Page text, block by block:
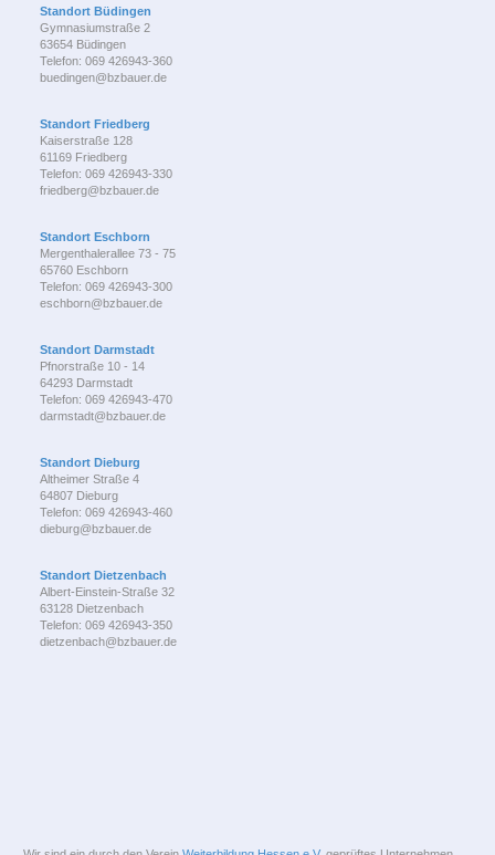
Standort Büdingen
Gymnasiumstraße 2
63654 Büdingen
Telefon: 069 426943-360
buedingen@bzbauer.de
Standort Friedberg
Kaiserstraße 128
61169 Friedberg
Telefon: 069 426943-330
friedberg@bzbauer.de
Standort Eschborn
Mergenthalerallee 73 - 75
65760 Eschborn
Telefon: 069 426943-300
eschborn@bzbauer.de
Standort Darmstadt
Pfnorstraße 10 - 14
64293 Darmstadt
Telefon: 069 426943-470
darmstadt@bzbauer.de
Standort Dieburg
Altheimer Straße 4
64807 Dieburg
Telefon: 069 426943-460
dieburg@bzbauer.de
Standort Dietzenbach
Albert-Einstein-Straße 32
63128 Dietzenbach
Telefon: 069 426943-350
dietzenbach@bzbauer.de